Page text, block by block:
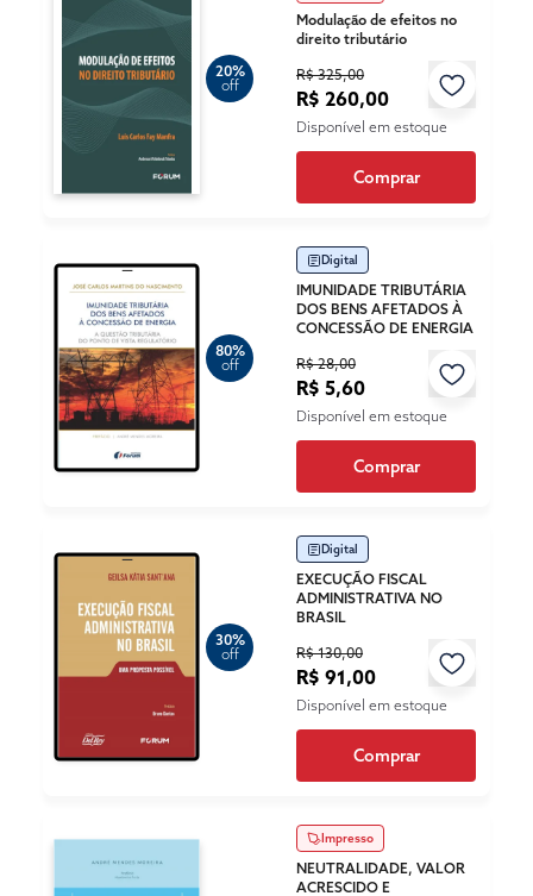
20%
off
Modulação de efeitos no
direito tributário
R$ 325,00
R$ 260,00
Disponível em estoque
Comprar
80%
off
Digital
IMUNIDADE TRIBUTÁRIA
DOS BENS AFETADOS À
CONCESSÃO DE ENERGIA
R$ 28,00
R$ 5,60
Disponível em estoque
Comprar
30%
off
Digital
EXECUÇÃO FISCAL
ADMINISTRATIVA NO
BRASIL
R$ 130,00
R$ 91,00
Disponível em estoque
Comprar
Impresso
NEUTRALIDADE, VALOR
ACRESCIDO E